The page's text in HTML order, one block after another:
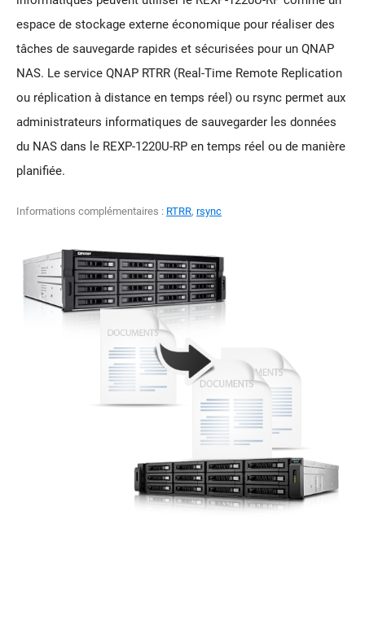
espace de stockage externe économique pour réaliser des
tâches de sauvegarde rapides et sécurisées pour un QNAP
NAS. Le service QNAP RTRR (Real-Time Remote Replication
ou réplication à distance en temps réel) ou rsync permet aux
administrateurs informatiques de sauvegarder les données
du NAS dans le REXP-1220U-RP en temps réel ou de manière
planifiée.
Informations complémentaires : RTRR, rsync